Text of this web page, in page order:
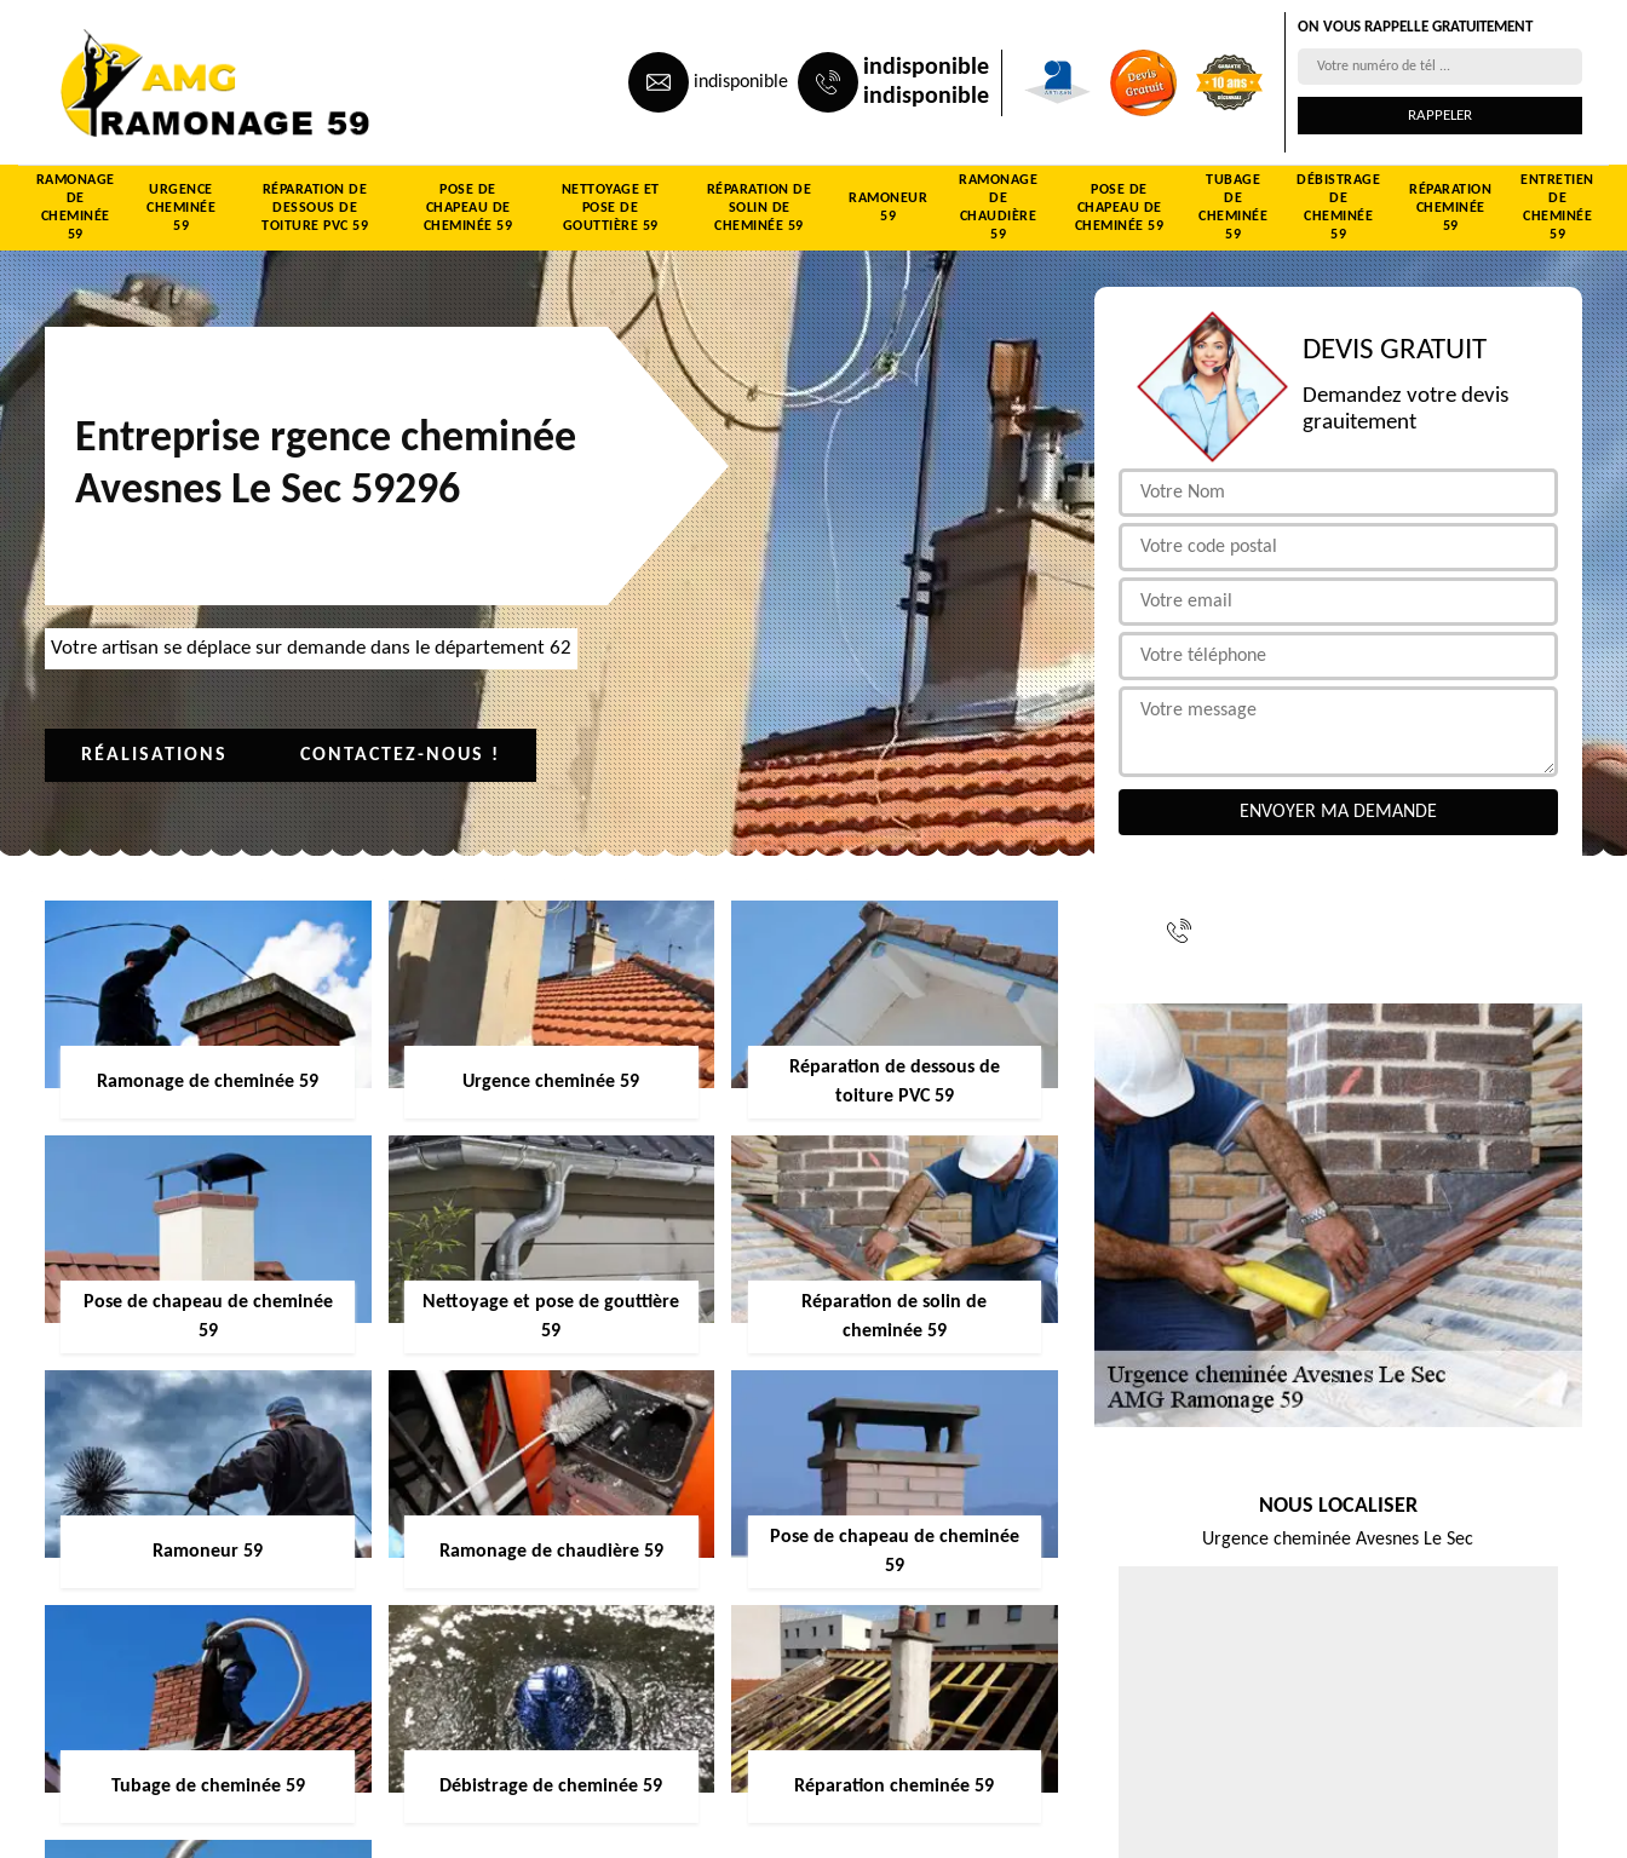
indisponible
indisponible
indisponible
ON VOUS RAPPELLE GRATUITEMENT
RAMONAGE
DE
CHEMINÉE
59
URGENCE
CHEMINÉE
59
RÉPARATION DE
DESSOUS DE
TOITURE PVC 59
POSE DE
CHAPEAU DE
CHEMINÉE 59
NETTOYAGE ET
POSE DE
GOUTTIÈRE 59
RÉPARATION DE
SOLIN DE
CHEMINÉE 59
RAMONEUR
59
RAMONAGE
DE
CHAUDIÈRE
59
POSE DE
CHAPEAU DE
CHEMINÉE 59
TUBAGE
DE
CHEMINÉE
59
DÉBISTRAGE
DE
CHEMINÉE
59
RÉPARATION
CHEMINÉE
59
ENTRETIEN
DE
CHEMINÉE
59
Entreprise rgence cheminée
Avesnes Le Sec 59296
Votre artisan se déplace sur demande dans le département 62
RÉALISATIONS CONTACTEZ-NOUS !
Ramonage de cheminée 59 Urgence cheminée 59
Réparation de dessous de
toiture PVC 59
Pose de chapeau de cheminée
59
Nettoyage et pose de gouttière
59
Réparation de solin de
cheminée 59
Ramoneur 59 Ramonage de chaudière 59
Pose de chapeau de cheminée
59
Tubage de cheminée 59 Débistrage de cheminée 59 Réparation cheminée 59
DEVIS GRATUIT
Demandez votre devis
grauitement
NOUS LOCALISER
Urgence cheminée Avesnes Le Sec